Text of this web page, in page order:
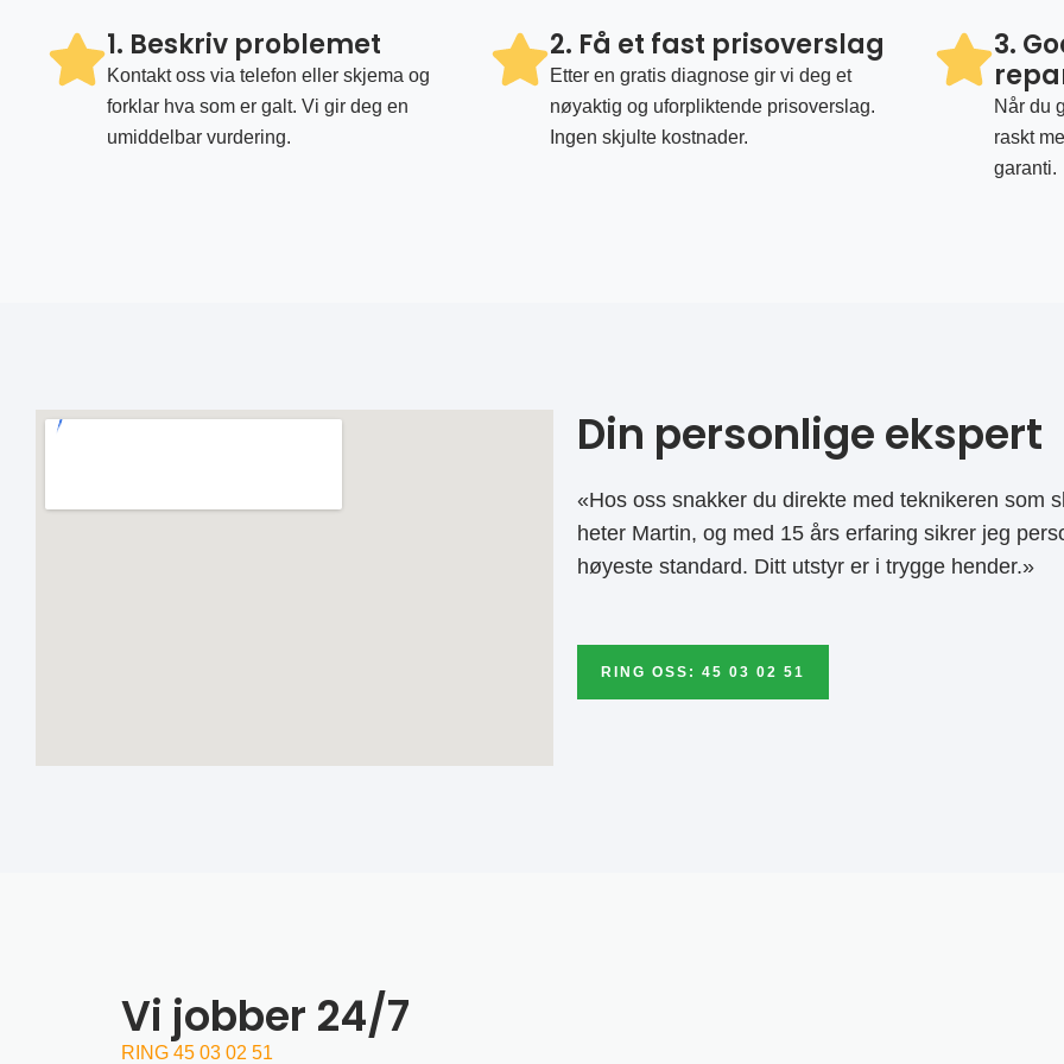
1. Beskriv problemet
Kontakt oss via telefon eller skjema og
forklar hva som er galt. Vi gir deg en
umiddelbar vurdering.
2. Få et fast prisoverslag
Etter en gratis diagnose gir vi deg et
nøyaktig og uforpliktende prisoverslag.
Ingen skjulte kostnader.
3.
Når du
raskt
garanti.
Din personlige ekspert
«Hos oss snakker du direkte med teknikeren som
heter Martin, og med 15 års erfaring sikrer jeg
høyeste standard. Ditt utstyr er i trygge hender.»
RING OSS: 45 03 02 51
Vi jobber 24/7
RING 45 03 02 51